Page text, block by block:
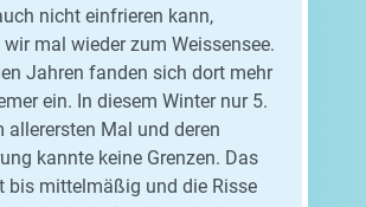
nicht einfrieren kann,
mal wieder zum Weissensee.
Jahren fanden sich dort mehr
ein. In diesem Winter nur 5.
allerersten Mal und deren
kannte keine Grenzen. Das
bis mittelmäßig und die Risse